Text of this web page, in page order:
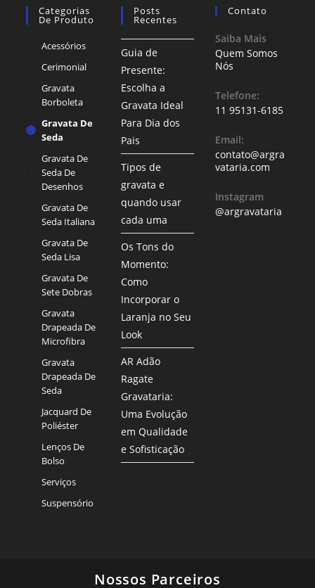
Categorias
De Produto
Acessórios
Cerimonial
Gravata
Borboleta
Gravata De
Seda
Gravata De
Seda De
Desenhos
Gravata De
Seda Italiana
Gravata De
Seda Lisa
Gravata De
Sete Dobras
Gravata
Drapeada De
Microfibra
Gravata
Drapeada De
Seda
Jacquard De
Poliéster
Lenços De
Bolso
Serviços
Suspensório
Posts
Recentes
Guia de
Presente:
Escolha a
Gravata Ideal
Para Dia dos
Pais
Tipos de
gravata e
quando usar
cada uma
Os Tons do
Momento:
Como
Incorporar o
Laranja no Seu
Look
AR Adão
Ragate
Gravataria:
Uma Evolução
em Qualidade
e Sofisticação
Contato
Saiba Mais
Quem Somos
Nós
Telefone:
11 95131-6185
Email:
contato@argra
vataria.com
Instagram
@argravataria
Nossos Parceiros